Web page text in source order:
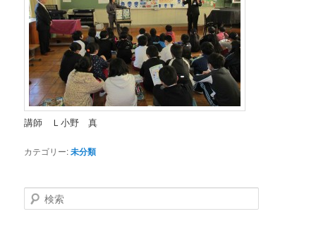
講師 Ｌ小野 真
カテゴリー:未分類
検
索